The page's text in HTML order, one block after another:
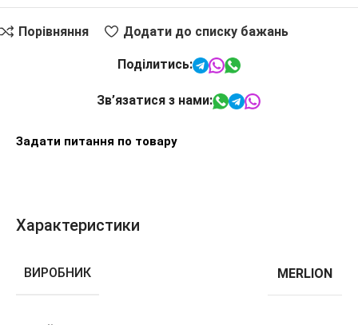
Порівняння Додати до списку бажань
Поділитись:
Зв’язатися з нами:
Задати питання по товару
Характеристики
ВИРОБНИК MERLION